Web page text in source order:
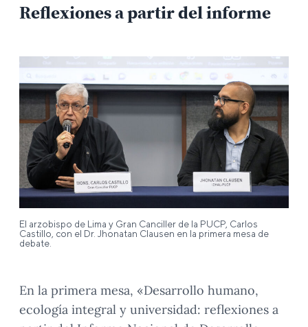
Reflexiones a partir del informe
El arzobispo de Lima y Gran Canciller de la PUCP, Carlos
Castillo, con el Dr. Jhonatan Clausen en la primera mesa de
debate.
En la primera mesa, «Desarrollo humano,
ecología integral y universidad: reflexiones a